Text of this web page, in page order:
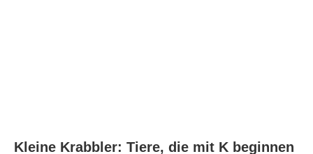
Kleine Krabbler: Tiere, die mit K beginnen